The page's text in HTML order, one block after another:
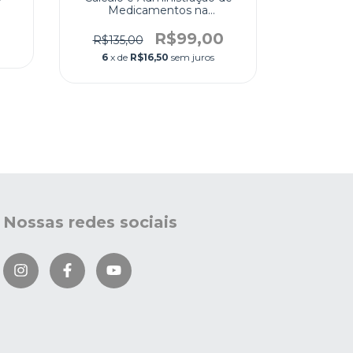
Medicamentos na
R$135,00
R$99,00
6 x de R$16,50 sem juros
Nossas redes sociais